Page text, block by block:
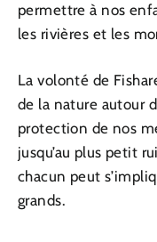
permettre à nos
les rivières et les
La volonté de
de la nature autour
protection de nos
jusqu’au plus petit
chacun peut
grands.